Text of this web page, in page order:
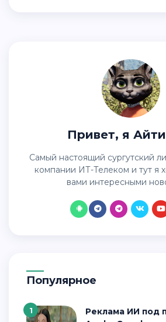
Привет, я
Самый настоящий сургутский лисенок. Я аватар
компании ИТ-Телеком и тут я
вами интересными
Популярное
1
Реклама ИИ под прицелом: